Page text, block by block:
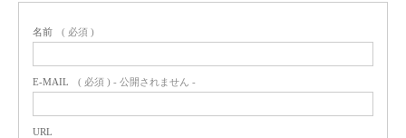
名前 ( 必須 )
E-MAIL ( 必須 ) - 公開されません -
URL